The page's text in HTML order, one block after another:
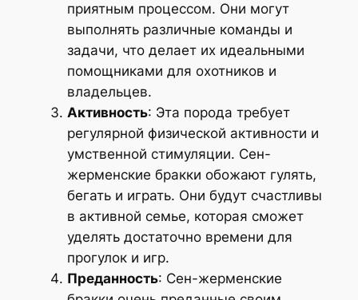
приятным процессом. Они могут
выполнять различные команды и
задачи, что делает их идеальными
помощниками для охотников и
владельцев.
Активность: Эта порода требует
регулярной физической активности и
умственной стимуляции. Сен-
жерменские бракки обожают гулять,
бегать и играть. Они будут счастливы
в активной семье, которая сможет
уделять достаточно времени для
прогулок и игр.
Преданность: Сен-жерменские